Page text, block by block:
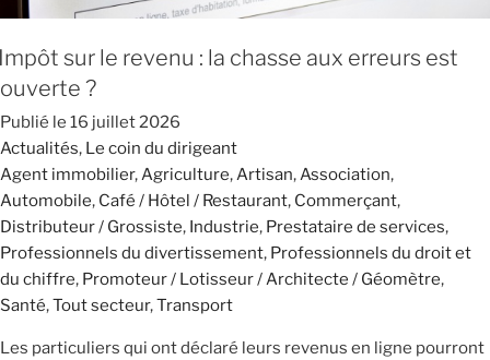
sur le revenu : la chasse aux erreurs est
ouverte ?
Publié le 16 juillet 2026
Actualités, Le coin du dirigeant
Agent immobilier,Agriculture,Artisan,Association,
Automobile, Café / Hôtel / Restaurant, Commerçant,
Distributeur / Grossiste, Industrie, Prestataire de services,
Professionnels du divertissement, Professionnels du droit et
du chiffre, Promoteur / Lotisseur / Architecte / Géomètre,
Santé,Tout secteur,Transport
Les particuliers qui ont déclaré leurs revenus en ligne pourront